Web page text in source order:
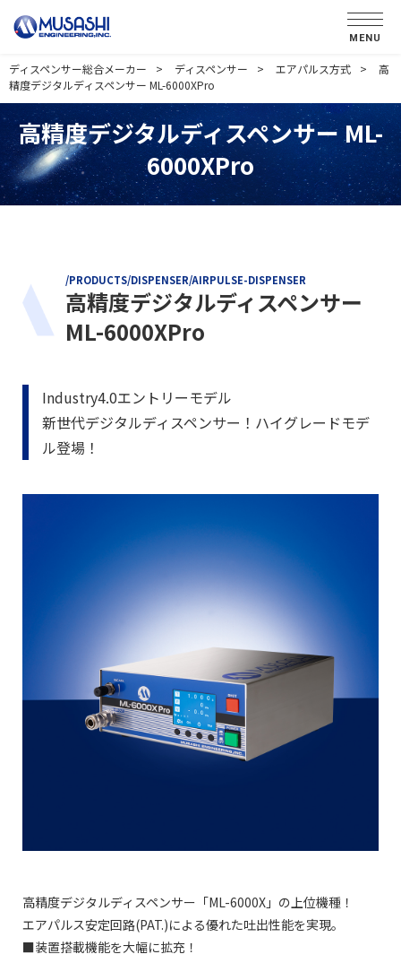
MENU
ディスペンサー総合メーカー ディスペンサー エアパルス方式
高
精度デジタルディスペンサー ML-6000XPro
高精度デジタルディスペンサー ML-
6000XPro
/PRODUCTS/DISPENSER/AIRPULSE-DISPENSER
高精度デジタルディスペンサー
ML-6000XPro
Industry4.0エントリーモデル
新世代デジタルディスペンサー！ハイグレードモデ
ル登場！
高精度デジタルディスペンサー「ML-6000X」の上位機種！
エアパルス安定回路(PAT.)による優れた吐出性能を実現。
■装置搭載機能を大幅に拡充！